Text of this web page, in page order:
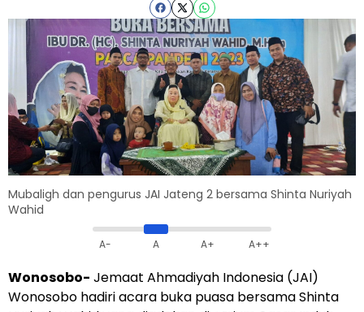
Mubaligh dan pengurus JAI Jateng 2 bersama Shinta Nuriyah
Wahid
A- A A+ A++
Wonosobo- Jemaat Ahmadiyah Indonesia (JAI)
Wonosobo hadiri acara buka puasa bersama Shinta